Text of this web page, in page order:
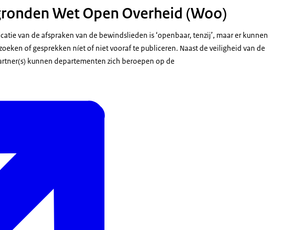
Wet Open Overheid (Woo)
van de afspraken van de bewindslieden is ‘openbaar, tenzij’, maar er kunnen
of gesprekken níet of niet vooraf te publiceren. Naast de veiligheid van de
kunnen departementen zich beroepen op de